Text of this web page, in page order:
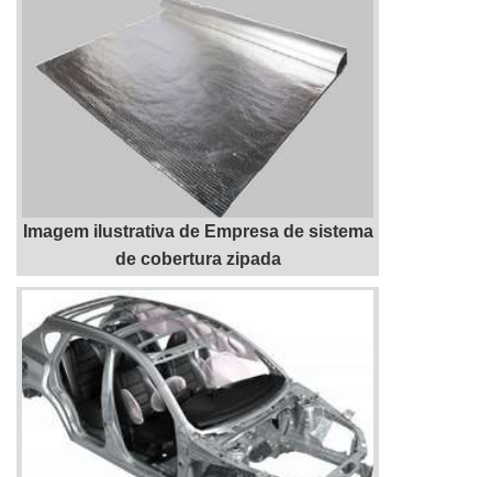
moldado Santa Catarina, na RF Montagem
de Estruturas Ltda. o clie...
Imagem ilustrativa de Empresa de sistema
de cobertura zipada